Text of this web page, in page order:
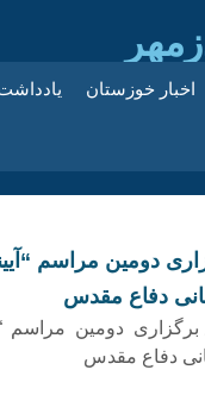
اخبار خوزستان
دومین مراسم
دفاع مقدس
دومین مراسم
دفاع مقدس